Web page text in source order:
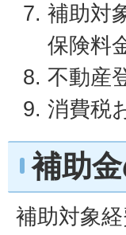
補助対
保険料
不動産
消費税
補助
補助対象